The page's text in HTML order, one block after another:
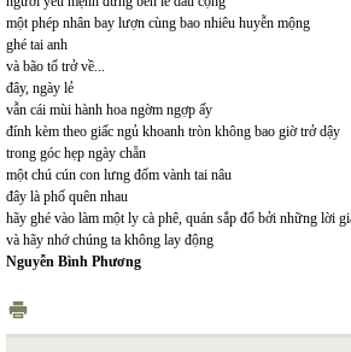
một phép nhân bay lượn cùng bao nhiêu huyễn mộng
ghé tai anh
và bão tố trở về...
đây, ngày lẻ
vẫn cái mùi hành hoa ngờm ngợp ấy
đính kèm theo giấc ngủ khoanh tròn không bao giờ trở dậy
trong góc hẹp ngày chẵn
một chú cún con lưng đốm vành tai nâu
đây là phố quên nhau
hãy ghé vào làm một ly cà phê, quán sắp đổ bởi những lời
và hãy nhớ chúng ta không lay động
Nguyễn Bình Phương